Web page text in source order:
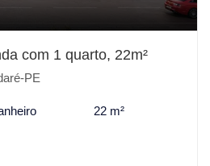
com 1 quarto, 22m²
PE
22 m²